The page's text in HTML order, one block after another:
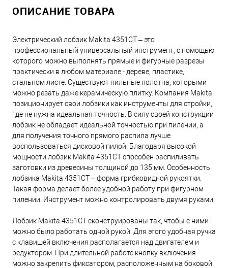
ОПИСАНИЕ ТОВАРА
Электрический лобзик Makita 4351CT – это
профессиональный универсальный инструмент, с помощью
которого можно выполнять прямые и фигурные разрезы
практически в любом материале - дереве, пластике,
стальном листе. Существуют пильные полотна, которыми
можно резать даже керамическую плитку. Компания Makita
позиционирует свои лобзики как инструменты для стройки,
где не нужна идеальная точность. В силу своей конструкции
лобзик не обладает идеальной точностью при пилении, а
для получения точного прямого распила лучше
воспользоваться дисковой пилой. Благодаря высокой
мощности лобзик Makita 4351CT способен распиливать
заготовки из древесины толщиной до 135 мм. Особенность
лобзика Makita 4351CT – форма грибковидной рукоятки.
Такая форма делает более удобной работу при фигурном
пилении. Инструмент можно контролировать двумя руками.
Лобзик Makita 4351CT сконструированы так, чтобы с ними
можно было работать одной рукой. Для этого удобная ручка
с клавишей включения располагается над двигателем и
редуктором. При длительной работе кнопку включения
можно закрепить фиксатором, расположенным на боковой